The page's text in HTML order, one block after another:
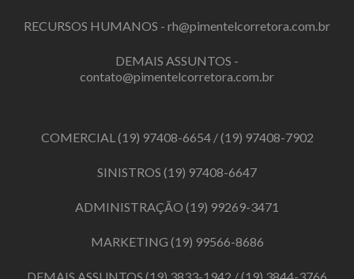
RECURSOS HUMANOS - rh@pimentelcorretora.com.br
DEMAIS ASSUNTOS -
contato@pimentelcorretora.com.br
COMERCIAL(19) 97408-6654/(19) 97408-7902
SINISTROS (19) 97408-6647
ADMINISTRAÇÃO (19) 99269-3471
MARKETING (19) 99566-8686